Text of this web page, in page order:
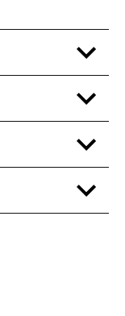
程測驗較少，以
型提供)
供)
以實品為主)
程測驗較少，以
提供)
供)
書，以實際收